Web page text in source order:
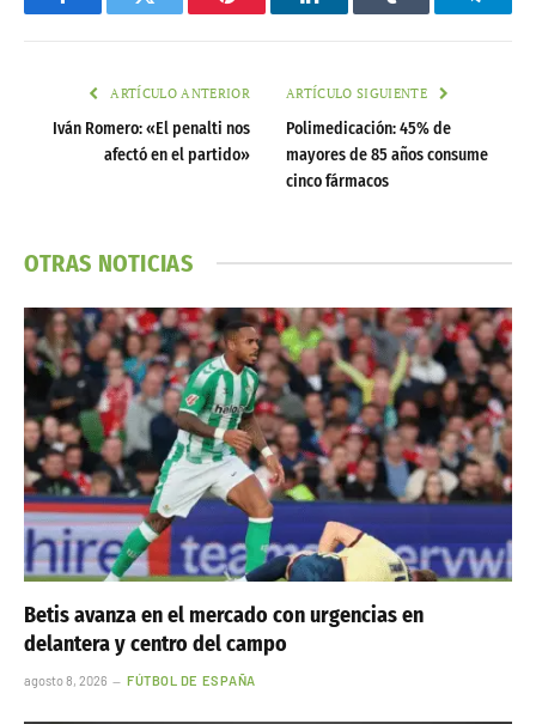
FacebookTwitter Pinterest LinkedInTumblr
ARTÍCULO ANTERIOR
Iván Romero: «El penalti nos
afectó en el partido»
ARTÍCULO SIGUIENTE
Polimedicación: 45% de
mayores de 85 años consume
cinco fármacos
OTRAS NOTICIAS
Betis avanza en el mercado con urgencias en
delantera y centro del campo
agosto 8, 2026 FÚTBOL DE ESPAÑA